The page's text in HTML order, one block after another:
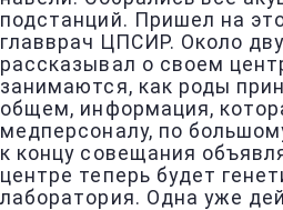
подстанций. Пришел на
главврач ЦПСИР. Около
рассказывал о своем
занимаются, как роды
общем, информация,
медперсоналу, по
к концу совещания
центре теперь будет
лаборатория. Одна уже